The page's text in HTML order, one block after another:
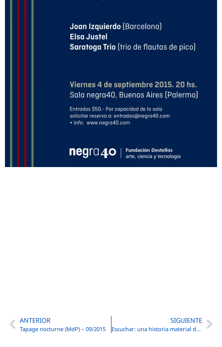
ANTERIOR
Tapage nocturne (MdP) – 09/2015
SIGUIENTE
Escuchar: una historia material de la percepción sonora occidental – 05/2015